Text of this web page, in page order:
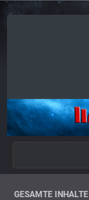
GESAMTE INHALTE